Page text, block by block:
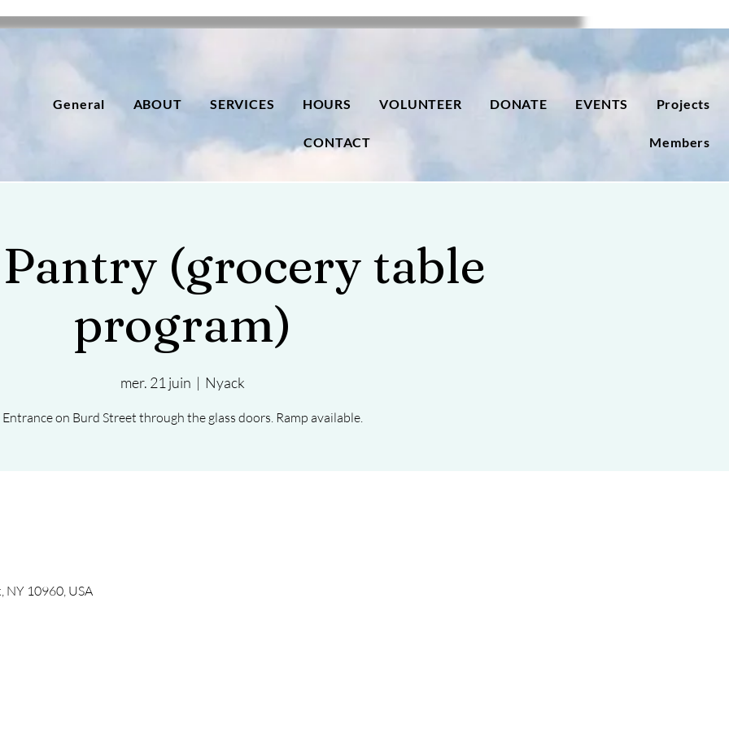
General ABOUT SERVICES HOURS VOLUNTEER DONATE EVENTS Projects
CONTACT Members
(grocery table
program)
mer. 21 juin
  |
Nyack
Entrance on Burd Street through the glass doors. Ramp available.
NY 10960, USA